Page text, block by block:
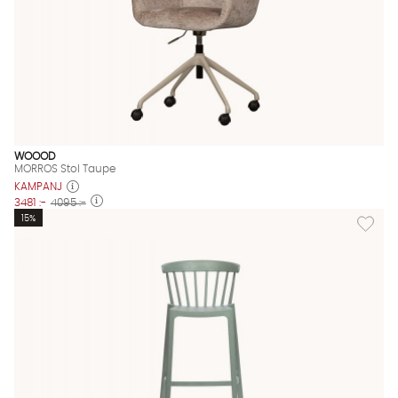
WOOOD
MORROS Stol Taupe
KAMPANJ
3481 :- 4095 :-
Lägg
15%